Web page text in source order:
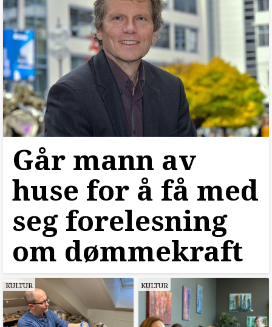
Går mann av
huse for å få med
seg forelesning
om dømmekraft
KULTUR KULTUR